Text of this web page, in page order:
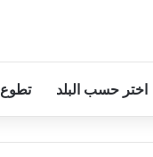
اختر حسب البلد تطوع